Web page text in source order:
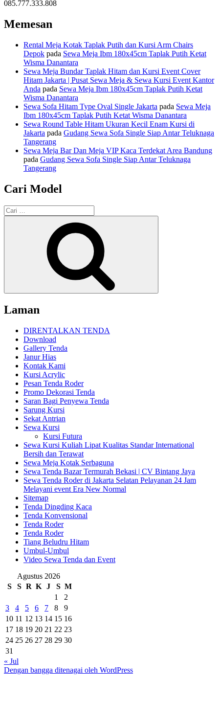
085.777.333.808
Memesan
Rental Meja Kotak Taplak Putih dan Kursi Arm Chairs
Depok pada Sewa Meja Ibm 180x45cm Taplak Putih Ketat
Wisma Danantara
Sewa Meja Bundar Taplak Hitam dan Kursi Event Cover
Hitam Jakarta | Pusat Sewa Meja & Sewa Kursi Event Kantor
Anda pada Sewa Meja Ibm 180x45cm Taplak Putih Ketat
Wisma Danantara
Sewa Sofa Hitam Type Oval Single Jakarta pada Sewa Meja
Ibm 180x45cm Taplak Putih Ketat Wisma Danantara
Sewa Round Table Hitam Ukuran Kecil Enam Kursi di
Jakarta pada Gudang Sewa Sofa Single Siap Antar Teluknaga
Tangerang
Sewa Meja Bar Dan Meja VIP Kaca Terdekat Area Bandung
pada Gudang Sewa Sofa Single Siap Antar Teluknaga
Tangerang
Cari Model
Pencarian
untuk:
Laman
DIRENTALKAN TENDA
Download
Gallery Tenda
Janur Hias
Kontak Kami
Kursi Acrylic
Pesan Tenda Roder
Promo Dekorasi Tenda
Saran Bagi Penyewa Tenda
Sarung Kursi
Sekat Antrian
Sewa Kursi
Kursi Futura
Sewa Kursi Kuliah Lipat Kualitas Standar International
Bersih dan Terawat
Sewa Meja Kotak Serbaguna
Sewa Tenda Bazar Termurah Bekasi | CV Bintang Jaya
Sewa Tenda Roder di Jakarta Selatan Pelayanan 24 Jam
Melayani event Era New Normal
Sitemap
Tenda Dingding Kaca
Tenda Konvensional
Tenda Roder
Tenda Roder
Tiang Beludru Hitam
Umbul-Umbul
Video Sewa Tenda dan Event
Agustus 2026
S
S R K J S M
1
2
3
4 5 6 7 8
9
10 11 12 13 14 15 16
17 18 19 20 21 22 23
24 25 26 27 28 29 30
31
« Jul
Dengan bangga ditenagai oleh WordPress